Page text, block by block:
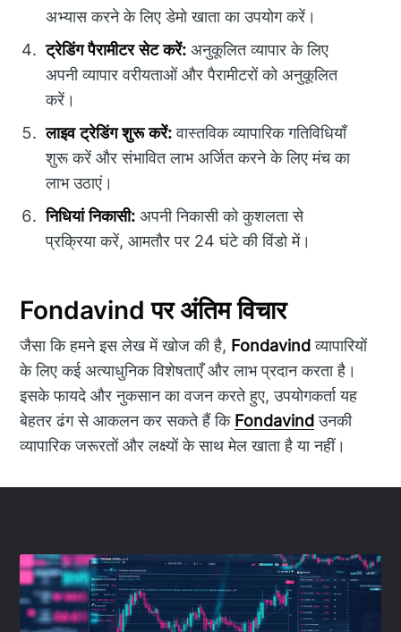
अभ्यास करने के लिए डेमो खाता का उपयोग करें।
ट्रेडिंग पैरामीटर सेट करें: अनुकूलित व्यापार के लिए
अपनी व्यापार वरीयताओं और पैरामीटरों को अनुकूलित
करें।
लाइव ट्रेडिंग शुरू करें:वास्तविक व्यापारिक गतिविधियाँ
शुरू करें और संभावित लाभ अर्जित करने के लिए मंच का
लाभ उठाएं।
निधियां निकासी: अपनी निकासी को कुशलता से
प्रक्रिया करें, आमतौर पर 24 घंटे की विंडो में।
Fondavind पर अंतिम विचार
जैसा कि हमने इस लेख में खोज की है, Fondavind व्यापारियों
के लिए कई अत्याधुनिक विशेषताएँ और लाभ प्रदान करता है।
इसके फायदे और नुकसान का वजन करते हुए, उपयोगकर्ता यह
बेहतर ढंग से आकलन कर सकते हैं कि Fondavind उनकी
व्यापारिक जरूरतों और लक्ष्यों के साथ मेल खाता है या नहीं।